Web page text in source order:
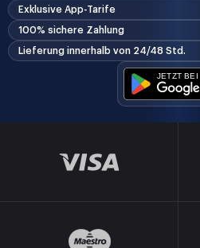
Exklusive App-Tarife
100% sichere Zahlung
Lieferung innerhalb von 24/48 Std.